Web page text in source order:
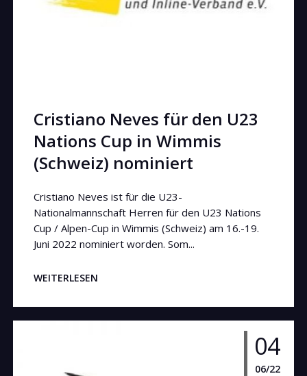
Cristiano Neves für den U23
Nations Cup in Wimmis
(Schweiz) nominiert
Cristiano Neves ist für die U23-
Nationalmannschaft Herren für den U23 Nations
Cup / Alpen-Cup in Wimmis (Schweiz) am 16.-19.
Juni 2022 nominiert worden. Som...
WEITERLESEN
04
06/22